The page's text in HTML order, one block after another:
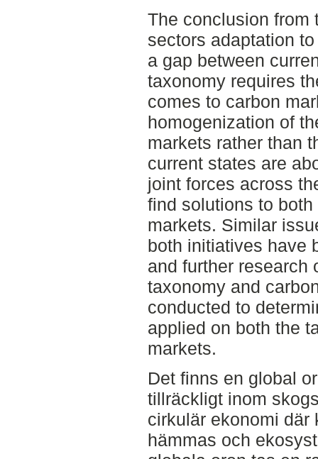
The conclusion from
sectors adaptation
a gap between
taxonomy requires
comes to carbon
homogenization of
markets rather than
current states are
joint forces across
find solutions to
markets. Similar
both initiatives have
and further research
taxonomy and
conducted to
applied on both the
markets.
Det finns en global
tillräckligt inom
cirkulär ekonomi där
hämmas och